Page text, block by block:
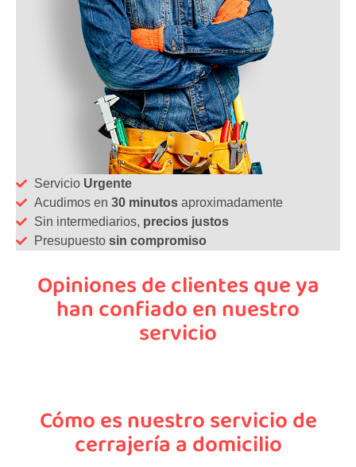
Servicio Urgente
Acudimos en 30 minutosaproximadamente
Sin intermediarios, precios justos
Presupuesto sin compromiso
Opiniones de clientes que ya
han confiado en nuestro
servicio
Cómo es nuestro servicio de
cerrajería a domicilio